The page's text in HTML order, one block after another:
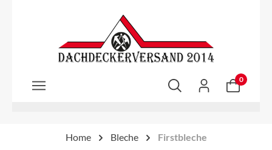
Zum Hauptinhalt springen
0
Home Bleche Firstbleche